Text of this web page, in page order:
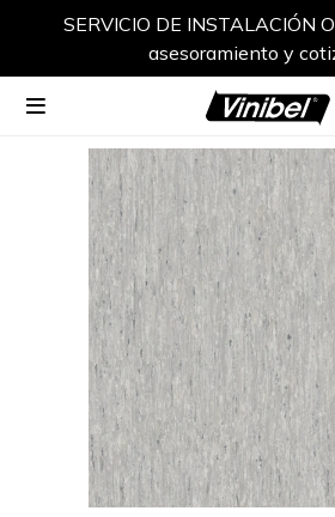
SERVICIO DE INSTALACIÓN
asesoramiento y
